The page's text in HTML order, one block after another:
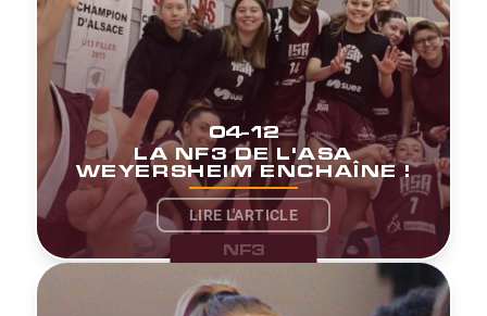
04-12
LA NF3 DE L'ASA
WEYERSHEIM ENCHAÎNE !
LIRE L'ARTICLE
NF3